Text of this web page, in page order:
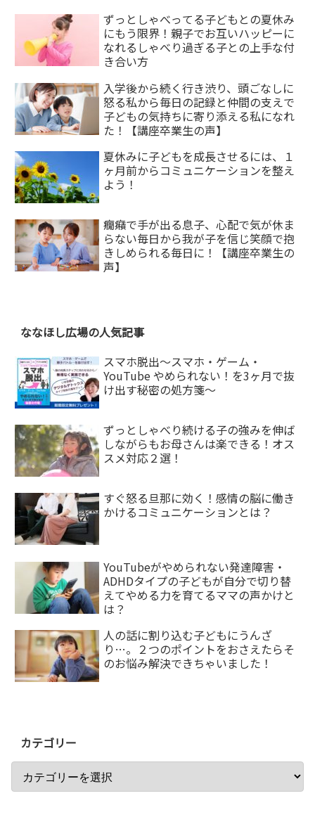
ずっとしゃべってる子どもとの夏休み
にもう限界！親子でお互いハッピーに
なれるしゃべり過ぎる子との上手な付
き合い方
入学後から続く行き渋り、頭ごなしに
怒る私から毎日の記録と仲間の支えで
子どもの気持ちに寄り添える私になれ
た！【講座卒業生の声】
夏休みに子どもを成長させるには、１
ヶ月前からコミュニケーションを整え
よう！
癇癪で手が出る息子、心配で気が休ま
らない毎日から我が子を信じ笑顔で抱
きしめられる毎日に！【講座卒業生の
声】
ななほし広場の人気記事
スマホ脱出〜スマホ・ゲーム・
YouTube やめられない！を3ヶ月で抜
け出す秘密の処方箋〜
ずっとしゃべり続ける子の強みを伸ば
しながらもお母さんは楽できる！オス
スメ対応２選！
すぐ怒る旦那に効く！感情の脳に働き
かけるコミュニケーションとは？
YouTubeがやめられない発達障害・
ADHDタイプの子どもが自分で切り替
えてやめる力を育てるママの声かけと
は？
人の話に割り込む子どもにうんざ
り…。２つのポイントをおさえたらそ
のお悩み解決できちゃいました！
カテゴリー